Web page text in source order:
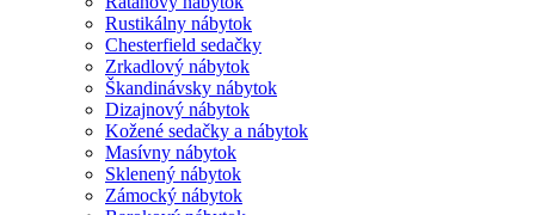
Rustikálny nábytok
Chesterfield sedačky
Zrkadlový nábytok
Škandinávsky nábytok
Dizajnový nábytok
Kožené sedačky a nábytok
Masívny nábytok
Sklenený nábytok
Zámocký nábytok